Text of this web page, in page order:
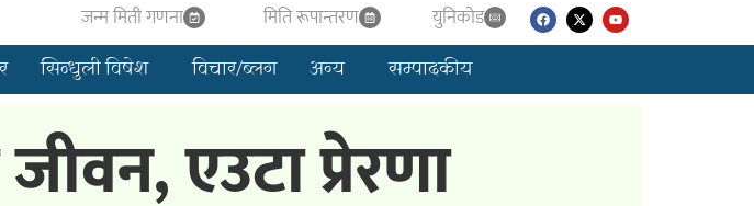
जन्म मिती गणना मिति रूपान्तरण युनिकाेड
सिन्धुली विषेश विचार/ब्लग अन्य सम्पादकीय
एउटा प्रेरणा